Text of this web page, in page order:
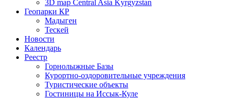
3D map Central Asia Kyrgyzstan
Геопарки КР
Мадыген
Тескей
Новости
Календарь
Реестр
Горнолыжные Базы
Курортно-оздоровительные учреждения
Туристические объекты
Гостиницы на Иссык-Куле